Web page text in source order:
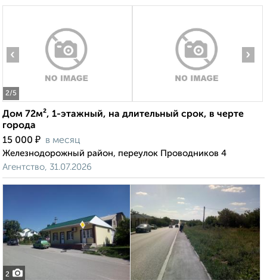
2/5
‹ ›
Дом 72м², 1-этажный, на длительный срок, в черте
города
15 000 ₽ в месяц
Железнодорожный район, переулок Проводников 4
Агентство, 31.07.2026
2